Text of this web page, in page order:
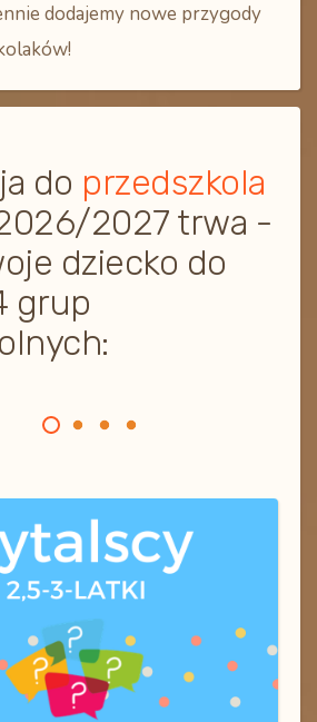
dodajemy nowe przygody
do przedszkola
2027 trwa -
dziecko do
grup